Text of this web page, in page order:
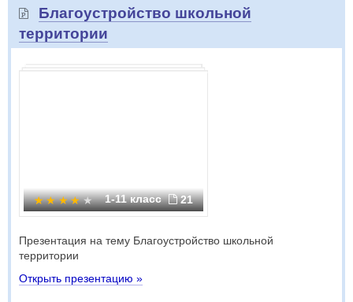
Благоустройство школьной
территории
1-11 класс 21
Презентация на тему Благоустройство школьной
территории
Открыть презентацию »